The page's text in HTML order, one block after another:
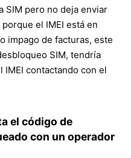
SIM pero no deja enviar
el IMEI está en
impago de facturas, este
SIM, tendría
contactando con el
el código de
con un operador